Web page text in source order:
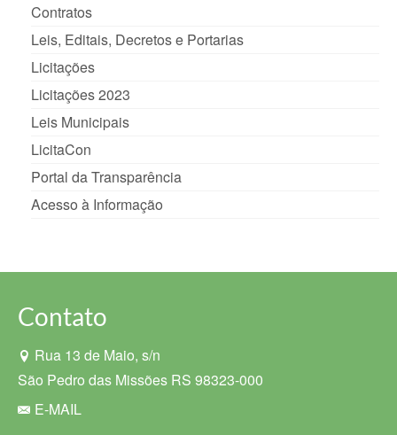
Contratos
Leis, Editais, Decretos e Portarias
Licitações
Licitações 2023
Leis Municipais
LicitaCon
Portal da Transparência
Acesso à Informação
Contato
Rua 13 de Maio, s/n
São Pedro das Missões RS 98323-000
E-MAIL